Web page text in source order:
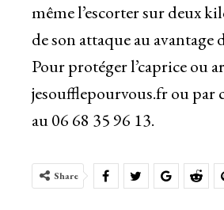
même l’escorter sur deux
de son attaque au
Pour protéger l’caprice ou
jesoufflepourvous.fr ou par
au 06 68 35 96 13.
Share